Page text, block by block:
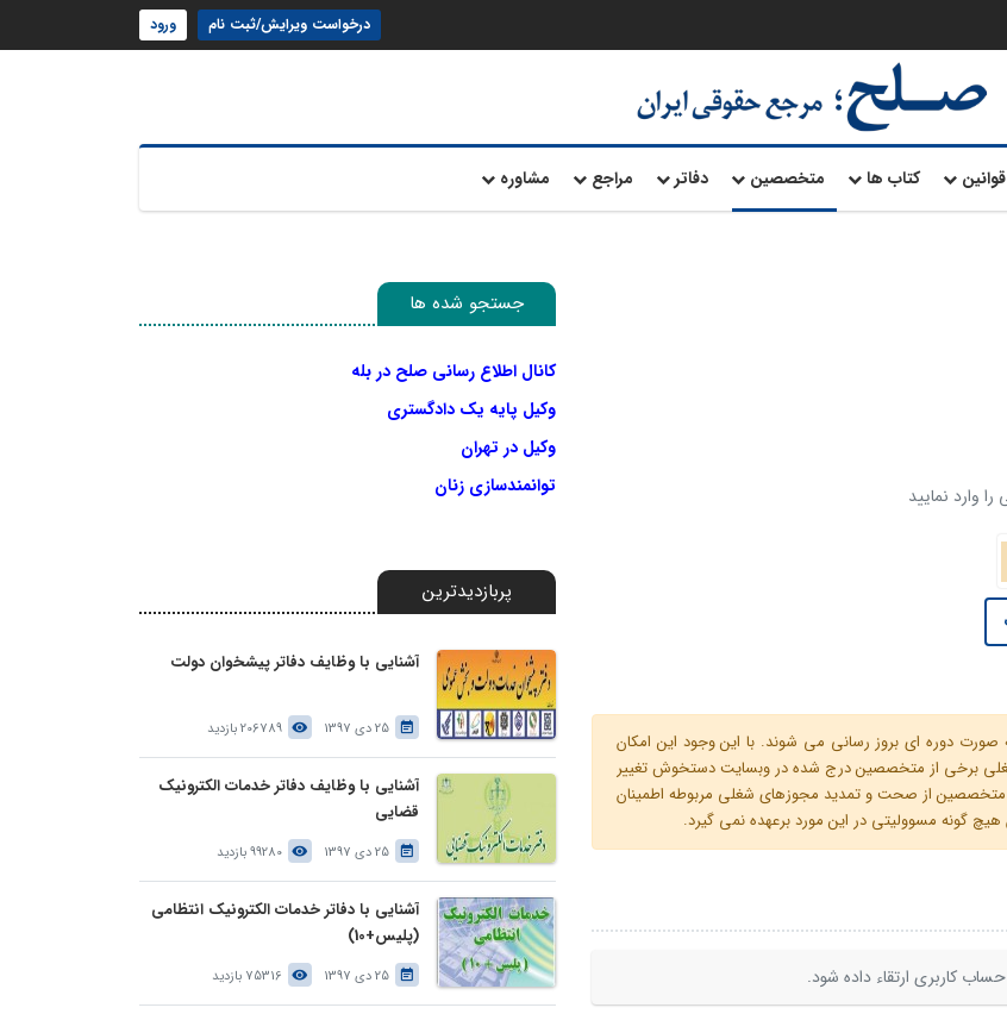
درخواست ویرایش/ثبت نام ورود
قوانین کتاب ها متخصصین دفاتر مراجع مشاوره
وارد نمایید
دوره ای بروز رسانی می شوند. با این وجود این امکان
برخی از متخصصین درج شده در وبسایت دستخوش تغییر
متخصصین از صحت و تمدید مجوزهای شغلی مربوطه اطمینان
گونه مسوولیتی در این مورد برعهده نمی گیرد.
کاربری ارتقاء داده شود.
جستجو شده ها
کانال اطلاع رسانی صلح در بله
وکیل پایه یک دادگستری
وکیل در تهران
توانمندسازی زنان
پربازدیدترین
آشنایی با وظایف دفاتر پیشخوان دولت
25 دی 1397 206789 بازدید
آشنایی با وظایف دفاتر خدمات الکترونیک
قضایی
25 دی 1397 99280 بازدید
آشنایی با دفاتر خدمات الکترونیک انتظامی
(پلیس+10)
25 دی 1397 75316 بازدید